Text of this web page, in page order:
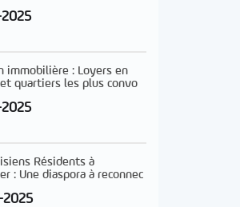
immobilière : Loyers en
et quartiers les plus convo
Résidents à
: Une diaspora à reconnec